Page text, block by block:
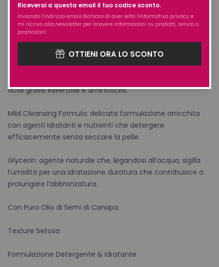
OTTIENI ORA LO SCONTO
Riceverai a questa email il tuo codice sconto.
Inviando l’indirizzo email dichiaro di aver letto l'informativa privacy e
mi iscrivo alla newsletter per ricevere informazioni su prodotti, servizi o
promozioni
I polifenoli apportati dal Frutto della Passione vantano
potenti proprietà antiossidanti; la Papaya ricca di Magnesio
e Calcio svolge un’azione ultra-idratante.
Pure Hemp Seed Oil: il Puro Olio di Semi garantisce
acidi grassi essenziali e aminoacidi.
Mild Cleansing Formula: delicata formulazione arricchita
con agenti idratanti e nutrienti che detergere
efficacemente senza seccare la pelle.
Glycerin: agente naturale che, legandosi all’acqua, sigilla
l’umidità per una idratazione duratura che contribuisce a
prolungare l’abbronzatura.
Con Puro Olio di Semi di Canapa
Texture Setosa
Formulazione Detergente & Idratante